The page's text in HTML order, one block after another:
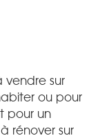
vendre sur
ou pour
pour un
rénover sur